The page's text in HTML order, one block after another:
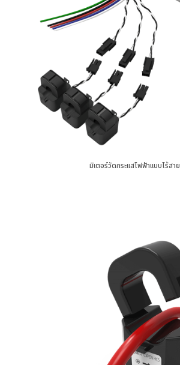
มิเตอร์วัดกระแสไฟฟ้าแบบไร้สาย